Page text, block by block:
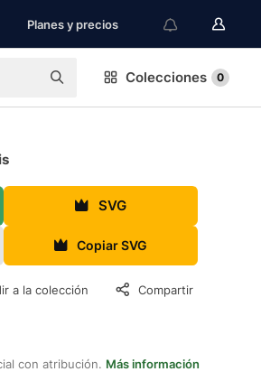
Planes y precios
Colecciones 0
SVG
Copiar SVG
a la colección Compartir
con atribución. Más información